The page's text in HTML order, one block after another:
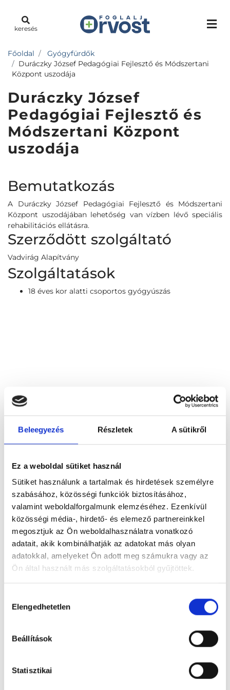
Beleegyezés Részletek A sütikről
Ez a weboldal sütiket használ
Sütiket használunk a tartalmak és hirdetések személyre
szabásához, közösségi funkciók biztosításához,
valamint weboldalforgalmunk elemzéséhez. Ezenkívül
közösségi média-, hirdető- és elemező partnereinkkel
megosztjuk az Ön weboldalhasználatra vonatkozó
adatait, akik kombinálhatják az adatokat más olyan
adatokkal, amelyeket Ön adott meg számukra vagy az
Ön által használt más szolgáltatásokból gyűjtöttek.
szabályzat:https://foglaljorvost.hu/info/foglaljorvost-
kiválasztása
Elengedhetetlen
Beállítások
Statisztikai
keresés
Főoldal
Gyógyfürdők
Duráczky József Pedagógiai Fejlesztő és Módszertani
Központ uszodája
Duráczky József
Pedagógiai Fejlesztő és
Módszertani Központ
uszodája
Bemutatkozás
A Duráczky József Pedagógiai Fejlesztő és Módszertani
Központ uszodájában lehetőség van vízben lévő speciális
rehabilitációs ellátásra.
Szerződött szolgáltató
Vadvirág Alapítvány
Szolgáltatások
18 éves kor alatti csoportos gyógyúszás
Duráczky József Pedagógiai Fejlesztő és Módszertani
Központ uszodája
7400 Kaposvár, Somssich P. u. 8.
Foglalj időpontot megbízható
magánorvosokhoz most!